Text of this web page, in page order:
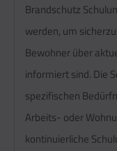
Brandschutz
werden, um
Bewohner über
informiert sind. Die
spezifischen
Arbeits- oder
kontinuierliche